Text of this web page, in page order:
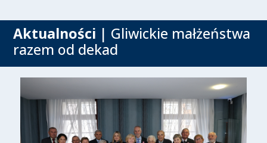
Aktualności | Gliwickie małżeństwa
razem od dekad